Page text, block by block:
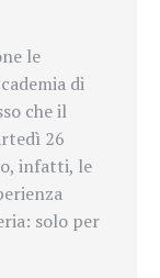
le
di
che il
26
infatti, le
solo per